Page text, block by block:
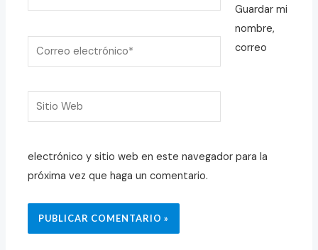
Correo
electrónico*
Sitio
Web
Guardar mi
nombre,
correo
electrónico y sitio web en este navegador para la
próxima vez que haga un comentario.